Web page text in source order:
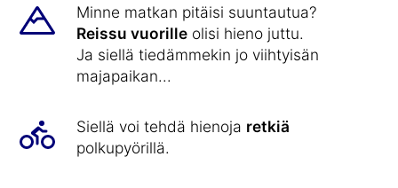
Minne matkan pitäisi suuntautua?
Reissu vuorille olisi hieno juttu.
Ja siellä tiedämmekin jo viihtyisän
majapaikan...
Siellä voi tehdä hienoja retkiä
polkupyörillä.